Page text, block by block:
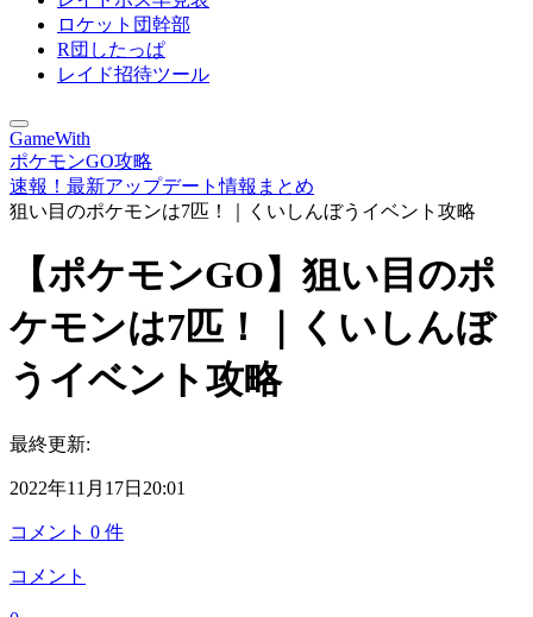
ロケット団幹部
R団したっぱ
レイド招待ツール
GameWith
ポケモンGO攻略
速報！最新アップデート情報まとめ
狙い目のポケモンは7匹！｜くいしんぼうイベント攻略
【ポケモンGO】狙い目のポ
ケモンは7匹！｜くいしんぼ
うイベント攻略
最終更新:
2022年11月17日20:01
コメント 0 件
コメント